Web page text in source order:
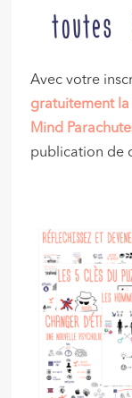
Avec votre
gratuitement
Mind
publication de